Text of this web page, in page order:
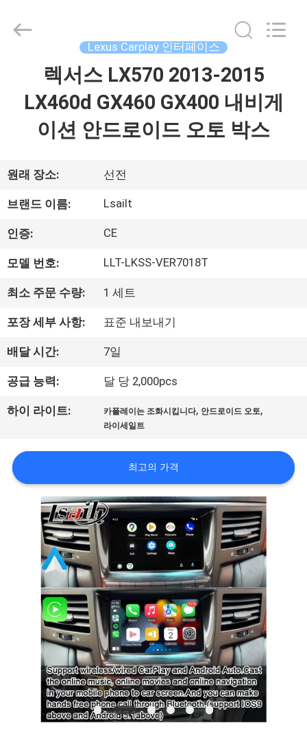
동
영
상
우
리
에
대
하
공
2015
Lexus Carplay 인터페이스
렉서스 LX570 2013-2015
LX460d GX460 GX400 내비게
이션 안드로이드 오토 박스
원래 장소: 선전
브랜드 이름: Lsailt
인증: CE
모델 번호: LLT-LKSS-VER7018T
최소 주문 수량: 1 세트
포장 세부 사항: 표준 내보내기
배달 시간: 7일
공급 능력: 달 당 2,000pcs
하이 라이트: 카플레이는 조화시킵니다, 안드로이드 오토,
라이세일트
최고의 가격